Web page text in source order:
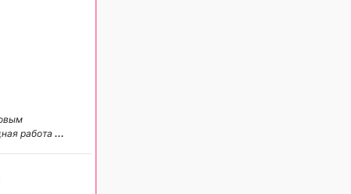
работа ...